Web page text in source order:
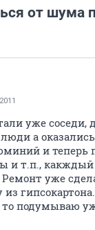
уже соседи,
а
и
и т.п.,
Ремонт уже
из
то подумываю